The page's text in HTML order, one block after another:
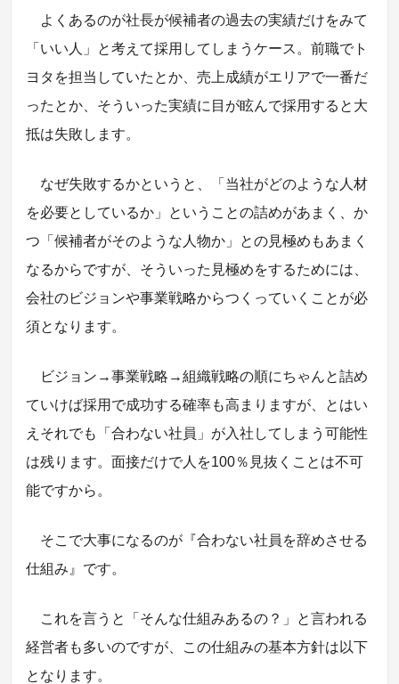
よくあるのが社長が候補者の過去の実績だけをみて
「いい人」と考えて採用してしまうケース。前職でト
ヨタを担当していたとか、売上成績がエリアで一番だ
ったとか、そういった実績に目が眩んで採用すると大
抵は失敗します。
なぜ失敗するかというと、「当社がどのような人材
を必要としているか」ということの詰めがあまく、か
つ「候補者がそのような人物か」との見極めもあまく
なるからですが、そういった見極めをするためには、
会社のビジョンや事業戦略からつくっていくことが必
須となります。
ビジョン→事業戦略→組織戦略の順にちゃんと詰め
ていけば採用で成功する確率も高まりますが、とはい
えそれでも「合わない社員」が入社してしまう可能性
は残ります。面接だけで人を100％見抜くことは不可
能ですから。
そこで大事になるのが『合わない社員を辞めさせる
仕組み』です。
これを言うと「そんな仕組みあるの？」と言われる
経営者も多いのですが、この仕組みの基本方針は以下
となります。